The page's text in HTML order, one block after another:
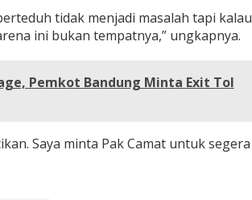
tidak menjadi masalah tapi kalau
ini bukan tempatnya,” ungkapnya.
Pemkot Bandung Minta Exit Tol
Saya minta Pak Camat untuk segera